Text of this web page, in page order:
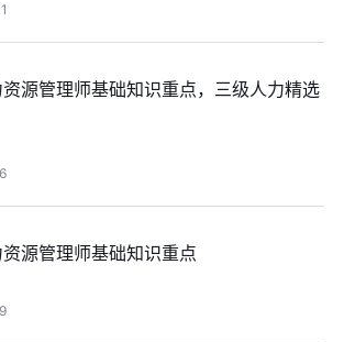
源管理师基础知识重点，三级人力精选
源管理师基础知识重点